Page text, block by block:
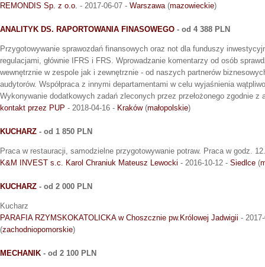
REMONDIS Sp. z o.o. - 2017-06-07 - Warszawa (mazowieckie)
ANALITYK DS. RAPORTOWANIA FINASOWEGO - od 4 388 PLN
Przygotowywanie sprawozdań finansowych oraz not dla funduszy
regulacjami, głównie IFRS i FRS. Wprowadzanie komentarzy od osób
wewnętrznie w zespole jak i zewnętrznie - od naszych partnerów
audytorów. Współpraca z innymi departamentami w celu wyjaśnienia
Wykonywanie dodatkowych zadań zleconych przez przełożonego zgodnie z
kontakt przez PUP - 2018-04-16 - Kraków(małopolskie)
KUCHARZ - od 1 850 PLN
Praca w restauracji, samodzielne przygotowywanie potraw. Praca w godz.
K&M INVEST s.c. Karol Chraniuk Mateusz Lewocki - 2016-10-12 - Siedlce (
KUCHARZ - od 2 000 PLN
Kucharz
PARAFIA RZYMSKOKATOLICKA w Choszcznie pw.Królowej Jadwigii -
(zachodniopomorskie)
MECHANIK - od 2 100 PLN